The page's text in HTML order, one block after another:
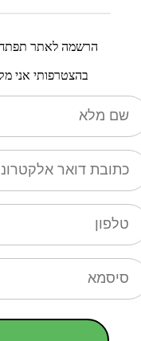
הרשמה לאתר תפתח
בהצטרפותי אני